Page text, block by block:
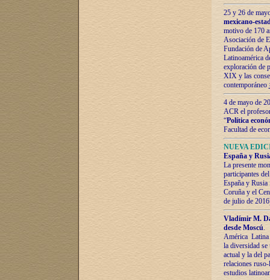
25 y 26 de
mexicano-
motivo de 170
Asociación de
Fundación de
Latinoamérica
exploración de
XIX y las
contemporáneo
4 de mayo de
ACR el
“Política
Facultad de
NUEVA
España y
La presente
participantes
España y
Coruña y el
de julio de
Vladímir М.
desde Moscú.
América Latina
la diversidad
actual у lа del
relaciones
estudios